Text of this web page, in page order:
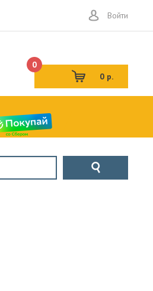
Войти
0
0 р.